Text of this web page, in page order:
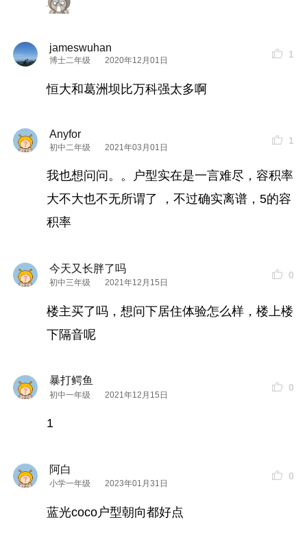
jameswuhan
博士二年级 2020年12月01日
1
恒大和葛洲坝比万科强太多啊
Anyfor
初中二年级 2021年03月01日
1
我也想问问。。户型实在是一言难尽，容积率
大不大也不无所谓了 ，不过确实离谱，5的容
积率
今天又长胖了吗
初中三年级 2021年12月15日
0
楼主买了吗，想问下居住体验怎么样，楼上楼
下隔音呢
暴打鳄鱼
初中一年级 2021年12月15日
0
1
阿白
小学一年级 2023年01月31日
0
蓝光coco户型朝向都好点